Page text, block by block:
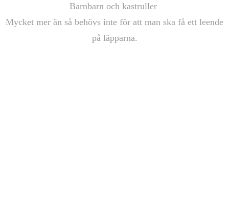
Barnbarn och kastruller
Mycket mer än så behövs inte för att man ska få ett leende
på läpparna.